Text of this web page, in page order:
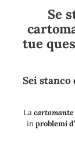
Se
tue
Sei
La
inproblemi